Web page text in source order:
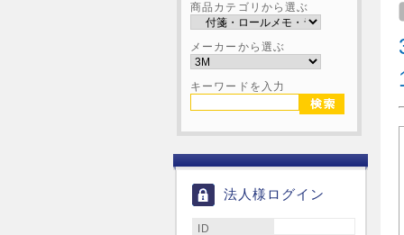
商品カテゴリから選ぶ
メーカーから選ぶ
キーワードを入力
法人様ログイン
ID